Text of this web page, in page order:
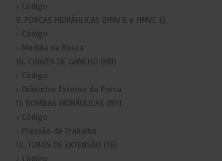
› Código
9. PORCAS HIDRÁULICAS (HMV E e HMVC E)
› Código
› Medida da Rosca
10. CHAVES DE GANCHO (HN)
› Código
› Diâmetro Externo da Porca
11. BOMBAS HIDRÁULICAS (BH)
› Código
› Pressão de Trabalho
12. TUBOS DE EXTENSÃO (TE)
› Código